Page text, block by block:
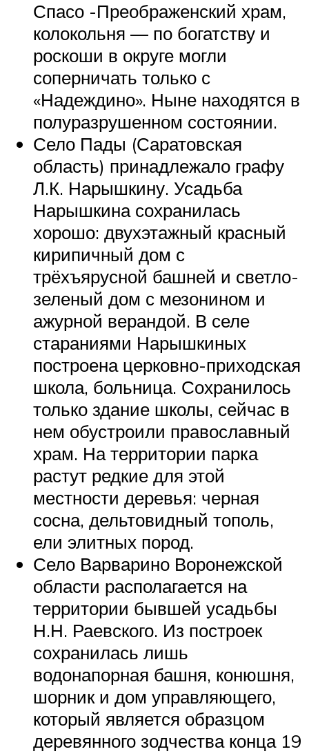
Спасо -Преображенский храм,
колокольня — по богатству и
роскоши в округе могли
соперничать только с
«Надеждино». Ныне находятся в
полуразрушенном состоянии.
Село Пады (Саратовская
область) принадлежало графу
Л.К. Нарышкину. Усадьба
Нарышкина сохранилась
хорошо: двухэтажный красный
кирипичный дом с
трёхъярусной башней и светло-
зеленый дом с мезонином и
ажурной верандой. В селе
стараниями Нарышкиных
построена церковно-приходская
школа, больница. Сохранилось
только здание школы, сейчас в
нем обустроили православный
храм. На территории парка
растут редкие для этой
местности деревья: черная
сосна, дельтовидный тополь,
ели элитных пород.
Село Варварино Воронежской
области располагается на
территории бывшей усадьбы
Н.Н. Раевского. Из построек
сохранилась лишь
водонапорная башня, конюшня,
шорник и дом управляющего,
который является образцом
деревянного зодчества конца 19